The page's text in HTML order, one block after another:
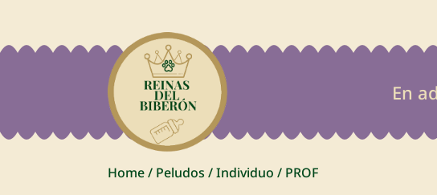
En
Home/ Peludos /Individuo / PROF